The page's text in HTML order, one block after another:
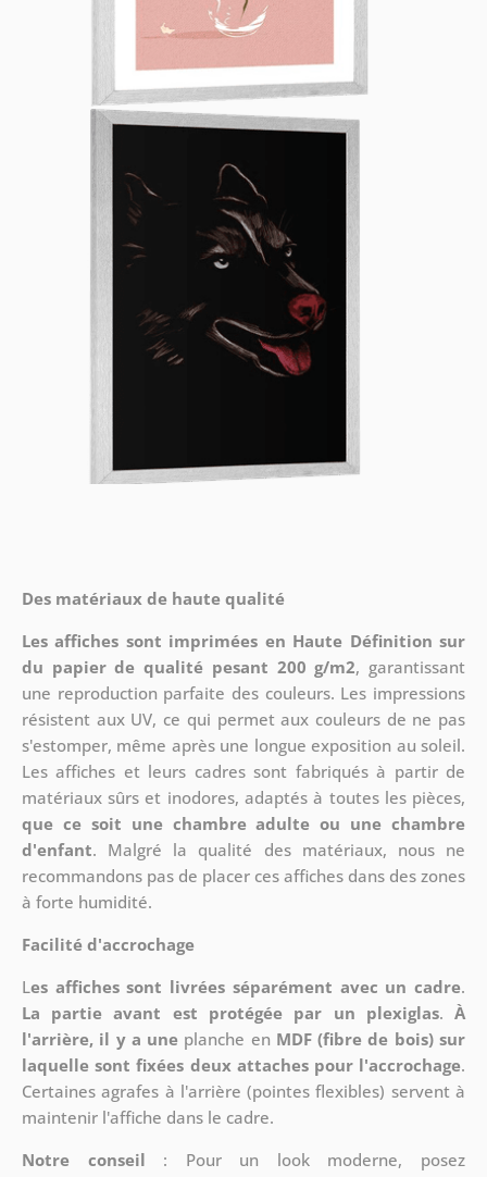
Des matériaux de haute qualité
Les affiches sont imprimées en Haute Définition sur
du papier de qualité pesant 200 g/m2, garantissant
une reproduction parfaite des couleurs. Les impressions
résistent aux UV, ce qui permet aux couleurs de ne pas
s'estomper, même après une longue exposition au soleil.
Les affiches et leurs cadres sont fabriqués à partir de
matériaux sûrs et inodores, adaptés à toutes les pièces,
que ce soit une chambre adulte ou une chambre
d'enfant. Malgré la qualité des matériaux, nous ne
recommandons pas de placer ces affiches dans des zones
à forte humidité.
Facilité d'accrochage
Les affiches sont livrées séparément avec un cadre.
La partie avant est protégée par un plexiglas.À
l'arrière, il y a une planche en MDF (fibre de bois) sur
laquelle sont fixées deux attaches pour l'accrochage.
Certaines agrafes à l'arrière (pointes flexibles) servent à
maintenir l'affiche dans le cadre.
Notre conseil : Pour un look moderne, posez